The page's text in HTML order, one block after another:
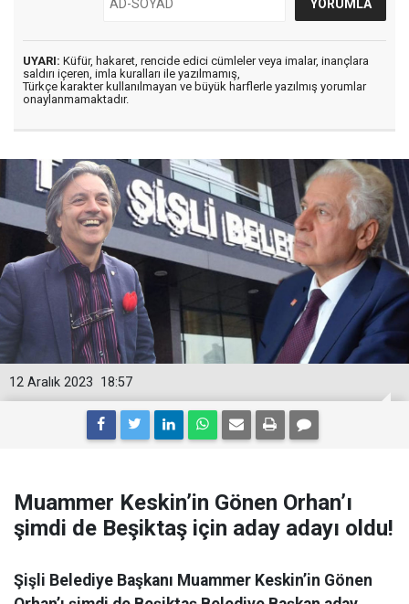
UYARI: Küfür, hakaret, rencide edici cümleler veya imalar, inançlara
saldırı içeren, imla kuralları ile yazılmamış,
Türkçe karakter kullanılmayan ve büyük harflerle yazılmış yorumlar
onaylanmamaktadır.
18:57
12 Aralık 2023
Muammer Keskin’in Gönen Orhan’ı
şimdi de Beşiktaş için aday adayı oldu!
Şişli Belediye Başkanı Muammer Keskin’in Gönen